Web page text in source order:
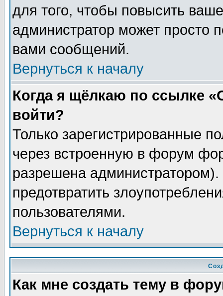
для того, чтобы повысить
администратор может просто
вами сообщений.
Вернуться к началу
Когда я щёлкаю по ссылке
войти?
Только зарегистрированные
через встроенную в форум
разрешена
предотвратить
пользователями.
Вернуться к началу
Как мне создать тему в